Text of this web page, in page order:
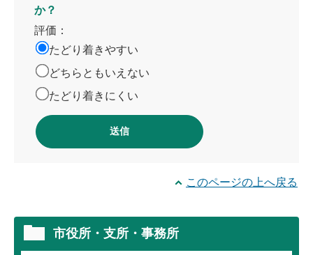
か？
評価：
たどり着きやすい
どちらともいえない
たどり着きにくい
このページの上へ戻る
市役所・支所・事務所